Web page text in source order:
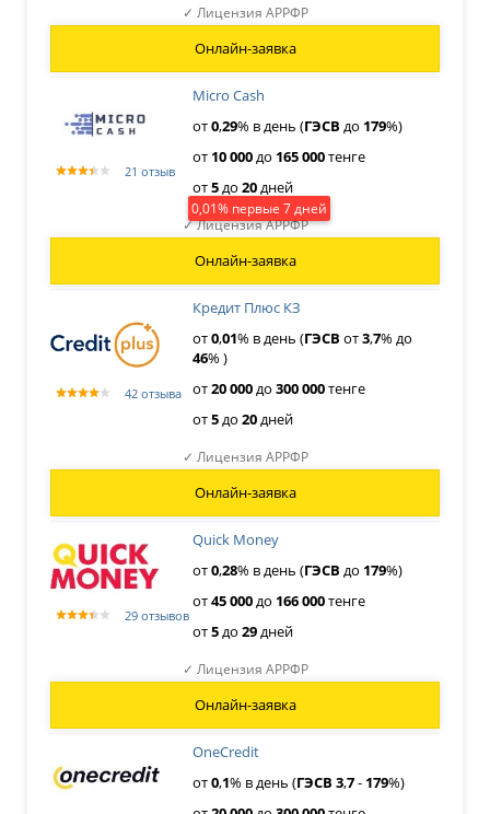
Онлайн-заявка
✓ Лицензия АРРФР
21 отзыв
Micro Cash
от0,29% в день (ГЭСВ до 179%)
от 10000до 165000тенге
от5до 20дней
Онлайн-заявка
✓ Лицензия АРРФР
42 отзыва
Кредит Плюс КЗ
0,01% первые 7 дней
от0,01% в день (ГЭСВ от3,7% до
46% )
от20000до 300000тенге
от5до 20дней
Онлайн-заявка
✓ Лицензия АРРФР
29 отзывов
Quick Money
от0,28% в день (ГЭСВ до 179%)
от45000до 166000тенге
от5до 29дней
Онлайн-заявка
✓ Лицензия АРРФР
OneCredit
от0,1% в день (ГЭСВ 3,7- 179%)